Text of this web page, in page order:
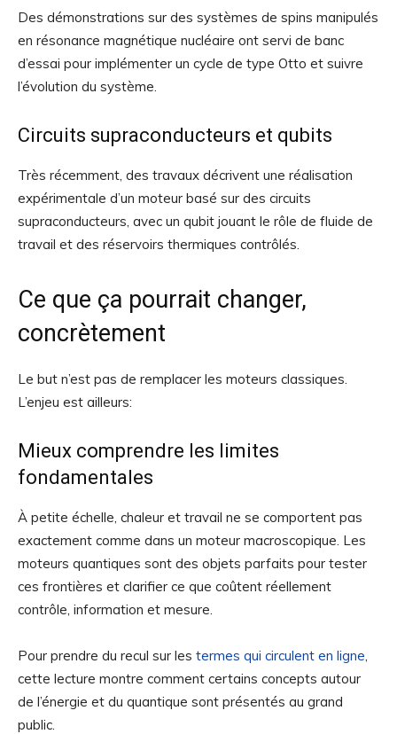
Des démonstrations sur des systèmes de spins manipulés
en résonance magnétique nucléaire ont servi de banc
d’essai pour implémenter un cycle de type Otto et suivre
l’évolution du système.
Circuits supraconducteurs et qubits
Très récemment, des travaux décrivent une réalisation
expérimentale d’un moteur basé sur des circuits
supraconducteurs, avec un qubit jouant le rôle de fluide de
travail et des réservoirs thermiques contrôlés.
Ce que ça pourrait changer,
concrètement
Le but n’est pas de remplacer les moteurs classiques.
L’enjeu est ailleurs:
Mieux comprendre les limites
fondamentales
À petite échelle, chaleur et travail ne se comportent pas
exactement comme dans un moteur macroscopique. Les
moteurs quantiques sont des objets parfaits pour tester
ces frontières et clarifier ce que coûtent réellement
contrôle, information et mesure.
Pour prendre du recul sur les termes qui circulent en ligne,
cette lecture montre comment certains concepts autour
de l’énergie et du quantique sont présentés au grand
public.